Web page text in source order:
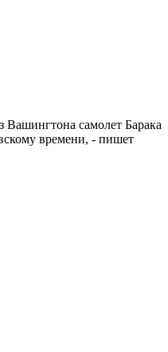
самолет Барака
времени, - пишет